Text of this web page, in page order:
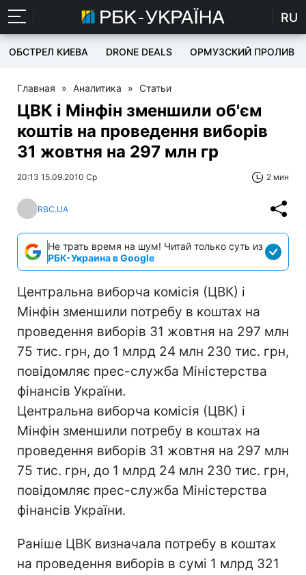
RU
ОБСТРЕЛ КИЕВА DRONE DEALS ОРМУЗСКИЙ ПРОЛИВ
Главная » Аналитика » Статьи
ЦВК і Мінфін зменшили об'єм
коштів на проведення виборів
31 жовтня на 297 млн гр
20:13 15.09.2010 Ср 2 мин
RBC.UA
Не трать время на шум! Читай только суть из
РБК-Украина в Google
Центральна виборча комісія (ЦВК) і
Мінфін зменшили потребу в коштах на
проведення виборів 31 жовтня на 297 млн
75 тис. грн, до 1 млрд 24 млн 230 тис. грн,
повідомляє прес-служба Міністерства
фінансів України.
Центральна виборча комісія (ЦВК) і
Мінфін зменшили потребу в коштах на
проведення виборів 31 жовтня на 297 млн
75 тис. грн, до 1 млрд 24 млн 230 тис. грн,
повідомляє прес-служба Міністерства
фінансів України.
Раніше ЦВК визначала потребу в коштах
на проведення виборів в сумі 1 млрд 321